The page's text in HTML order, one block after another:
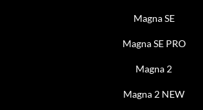
Magna SE
Magna SE PRO
Magna 2
Magna 2 NEW